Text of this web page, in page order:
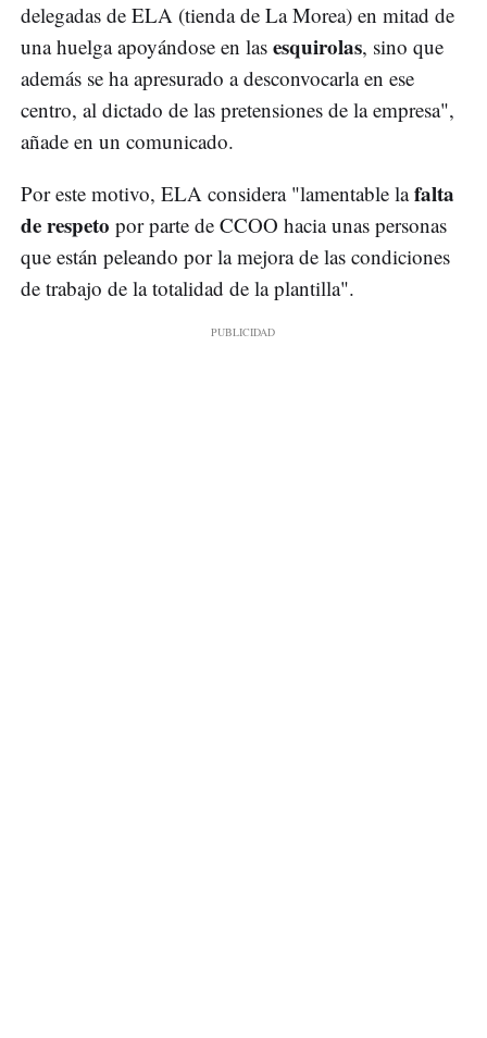
delegadas de ELA (tienda de La Morea) en mitad de
una huelga apoyándose en las esquirolas, sino que
además se ha apresurado a desconvocarla en ese
centro, al dictado de las pretensiones de la empresa",
añade en un comunicado.
Por este motivo, ELA considera "lamentable lafalta
de respeto por parte de CCOO hacia unas personas
que están peleando por la mejora de las condiciones
de trabajo de la totalidad de la plantilla".